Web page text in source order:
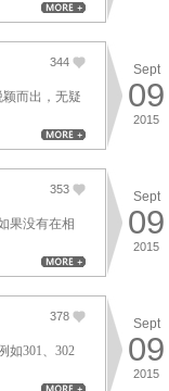
344
而出，无疑
Sept
09
2015
353
果没有在相
Sept
09
2015
378
如301、302
Sept
09
2015